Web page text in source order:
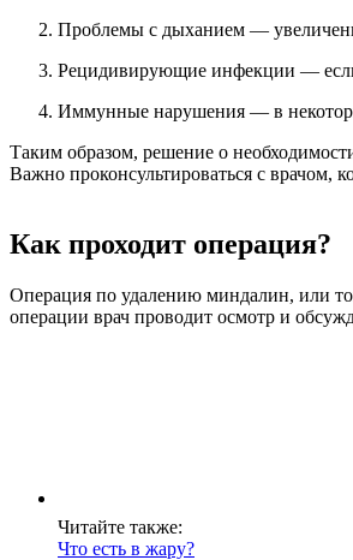
Проблемы с дыханием —
Рецидивирующие инфекции — если
Иммунные нарушения — в
Таким образом, решение о
Важно проконсультироваться с врачом,
Как проходит операция?
Операция по удалению миндалин, или
операции врач проводит осмотр и
Читайте также:
Что есть в жару?